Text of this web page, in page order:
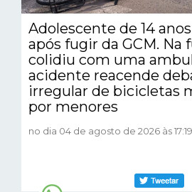
Adolescente de 14
após fugir da GCM. Na
colidiu com uma
acidente reacende
irregular de bicicletas
por menores
no dia 04 de agosto de 2026 às 17:19